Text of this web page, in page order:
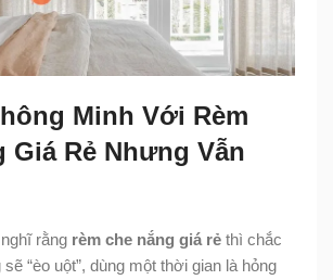
Minh Với Rèm
Giá Rẻ Nhưng Vẫn
rằng rèm che nắng giá rẻ thì chắc
“èo uột”, dùng một thời gian là hỏng